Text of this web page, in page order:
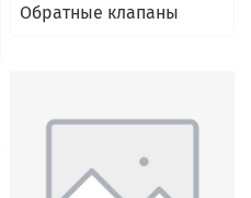
Обратные клапаны